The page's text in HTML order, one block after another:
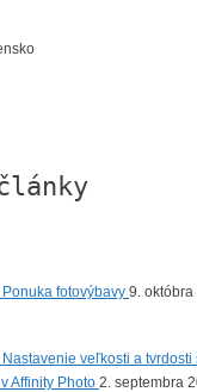
Ponuka fotovýbavy 9. októbra
Nastavenie veľkosti a
Affinity Photo 2. septembra